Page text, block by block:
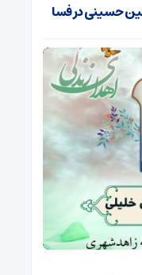
حسینی در فسا